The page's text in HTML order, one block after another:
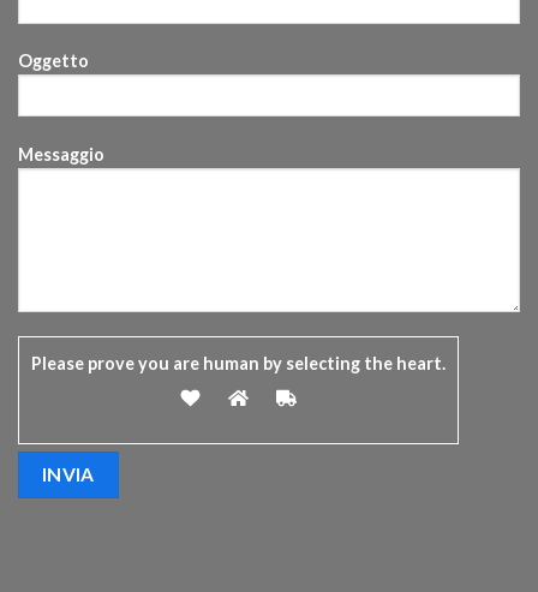
Oggetto
Messaggio
Please prove you are human by selecting the heart.